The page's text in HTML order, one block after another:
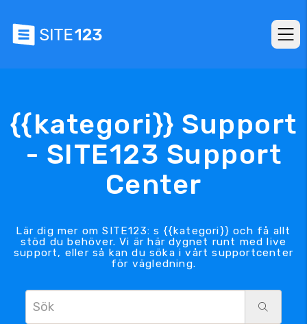
{{kategori}} Support
- SITE123 Support
Center
Lär dig mer om SITE123: s {{kategori}} och få allt
stöd du behöver. Vi är här dygnet runt med live
support, eller så kan du söka i vårt supportcenter
för vägledning.